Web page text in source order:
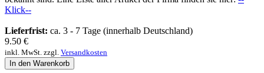
Klick--
Lieferfrist: ca. 3 - 7 Tage (innerhalb Deutschland)
9.50 €
inkl. MwSt. zzgl. Versandkosten
In den Warenkorb